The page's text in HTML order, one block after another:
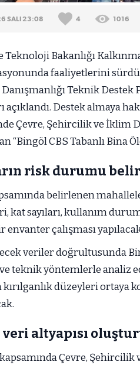
SALI 23:08 4 1016
Teknoloji Bakanlığı
faaliyetlerini
Teknik
açıklandı. Destek almaya
Çevre, Şehircilik ve İklim
“Bingöl CBS Tabanlı Bina
risk durumu
belirlenen
kat sayıları, kullanım
envanter çalışması
veriler doğrultusunda
teknik yöntemlerle analiz
kırılganlık düzeyleri
altyapısı
kapsamında Çevre,